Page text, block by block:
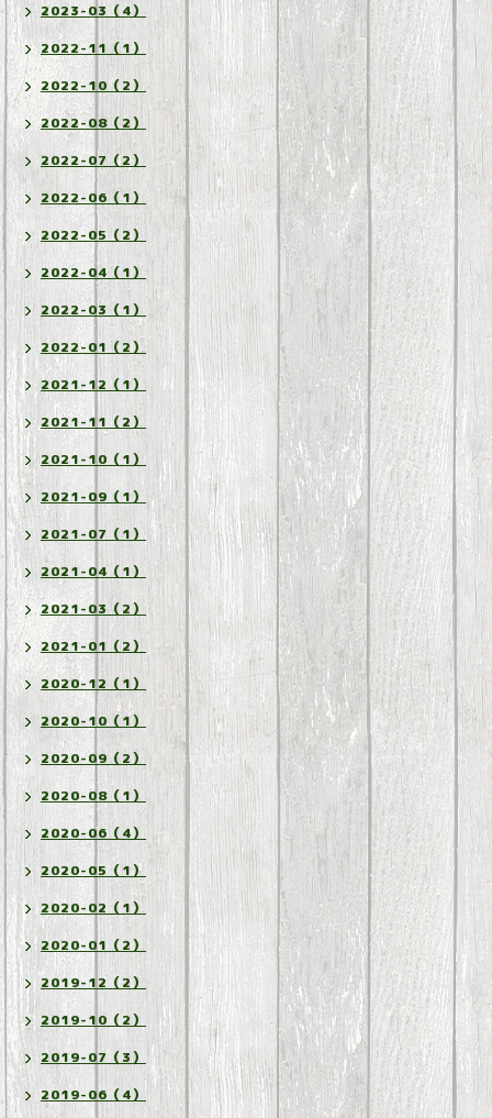
2023-03（4）
2022-11（1）
2022-10（2）
2022-08（2）
2022-07（2）
2022-06（1）
2022-05（2）
2022-04（1）
2022-03（1）
2022-01（2）
2021-12（1）
2021-11（2）
2021-10（1）
2021-09（1）
2021-07（1）
2021-04（1）
2021-03（2）
2021-01（2）
2020-12（1）
2020-10（1）
2020-09（2）
2020-08（1）
2020-06（4）
2020-05（1）
2020-02（1）
2020-01（2）
2019-12（2）
2019-10（2）
2019-07（3）
2019-06（4）